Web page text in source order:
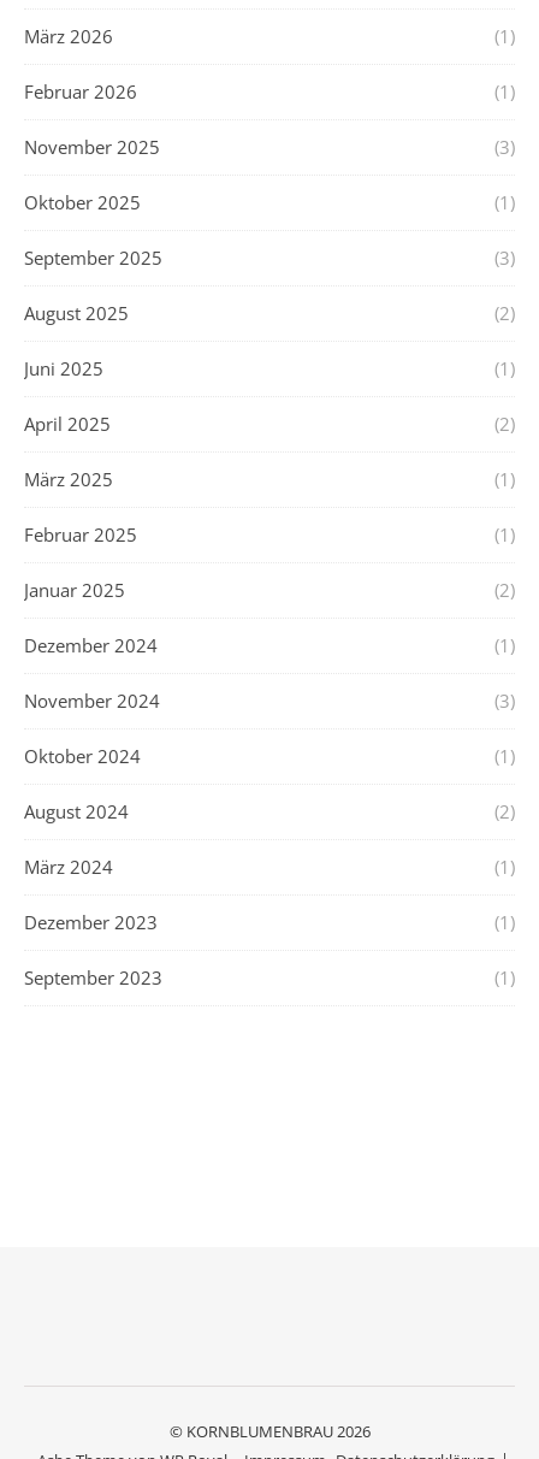
März 2026 (1)
Februar 2026 (1)
November 2025 (3)
Oktober 2025 (1)
September 2025 (3)
August 2025 (2)
Juni 2025 (1)
April 2025 (2)
März 2025 (1)
Februar 2025 (1)
Januar 2025 (2)
Dezember 2024 (1)
November 2024 (3)
Oktober 2024 (1)
August 2024 (2)
März 2024 (1)
Dezember 2023 (1)
September 2023 (1)
© KORNBLUMENBRAU 2026